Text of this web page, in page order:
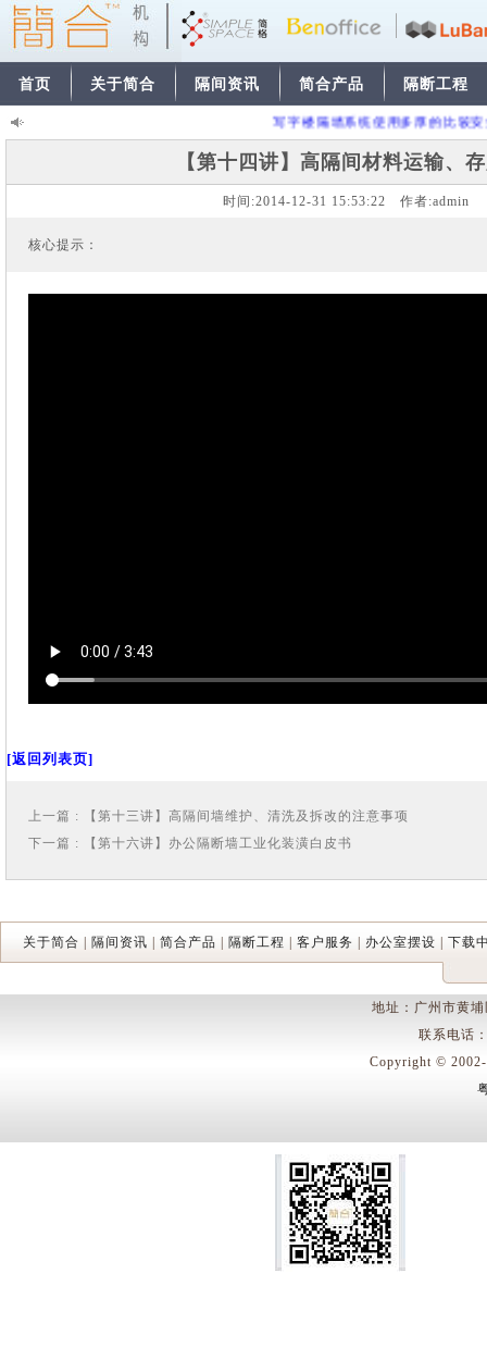
首页 关于简合 隔间资讯 简合产品 隔断工程
写字楼隔墙系统使用多厚的比较安
【第十四讲】高隔间材料运输、
时间:2014-12-31 15:53:22 作者:admin
核心提示：
[返回列表页]
上一篇 : 【第十三讲】高隔间墙维护、清洗及拆改的注意事项
下一篇 : 【第十六讲】办公隔断墙工业化装潢白皮书
关于简合 隔间资讯 简合产品 隔断工程 客户服务 办公室摆设 下载
地址：广州市黄
联系电话
Copyright ©